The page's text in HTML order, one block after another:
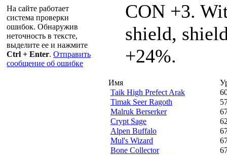
На сайте работает
система проверки
ошибок. Обнаружив
неточность в тексте,
выделите ее и нажмите
Ctrl + Enter. Отправить
сообщение об ошибке
CON +3.
shield,
+24%.
Имя
Taik High Prefect Arak
Timak Seer Ragoth
Malruk Berserker
Crypt Sage
Alpen Buffalo
Mul's Wizard
Bone Collector